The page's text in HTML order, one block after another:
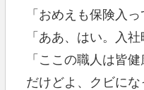
「おめえも保険入っ
「ああ、はい。入
「ここの職人は皆
だけどよ、クビに